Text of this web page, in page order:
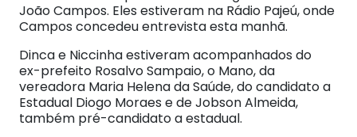
João Campos. Eles estiveram na Rádio Pajeú, onde
Campos concedeu entrevista esta manhã.
Dinca e Niccinha estiveram acompanhados do
ex-prefeito Rosalvo Sampaio, o Mano, da
vereadora Maria Helena da Saúde, do candidato a
Estadual Diogo Moraes e de Jobson Almeida,
também pré-candidato a estadual.